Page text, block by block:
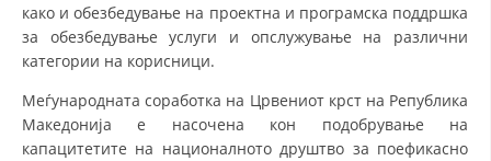
ЗНАЧЕЊЕ НА СЛУЖБАТА ЗА БАРАЊЕ
ЗДРАВСТВЕНО ПРЕВЕНТИВНА ДЕЈНОСТ
како и обезбедување на проектна и програмска поддршка
за обезбедување услуги и опслужување на различни
категории на корисници.
Меѓународната соработка на Црвениот крст на Република
Македонија е насочена кон подобрување на
капацитетите на националното друштво за поефикасно